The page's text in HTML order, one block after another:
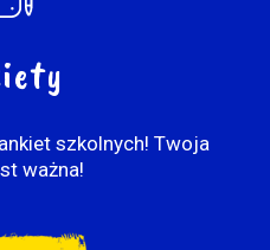
szkolnych! Twoja
ważna!